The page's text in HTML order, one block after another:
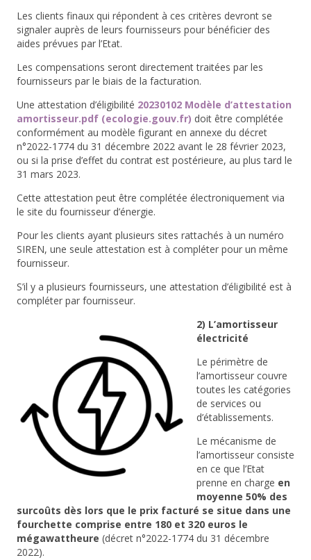
Les clients finaux qui répondent à ces critères devront se
signaler auprès de leurs fournisseurs pour bénéficier des
aides prévues par l’Etat.
Les compensations seront directement traitées par les
fournisseurs par le biais de la facturation.
Une attestation d’éligibilité 20230102 Modèle d’attestation
amortisseur.pdf (ecologie.gouv.fr) doit être complétée
conformément au modèle figurant en annexe du décret
n°2022-1774 du 31 décembre 2022 avant le 28 février 2023,
ou si la prise d’effet du contrat est postérieure, au plus tard le
31 mars 2023.
Cette attestation peut être complétée électroniquement via
le site du fournisseur d’énergie.
Pour les clients ayant plusieurs sites rattachés à un numéro
SIREN, une seule attestation est à compléter pour un même
fournisseur.
S’il y a plusieurs fournisseurs, une attestation d’éligibilité est à
compléter par fournisseur.
2) L’amortisseur
électricité
Le périmètre de
l’amortisseur couvre
toutes les catégories
de services ou
d’établissements.
Le mécanisme de
l’amortisseur consiste
en ce que l’Etat
prenne en charge en
moyenne 50% des
surcoûts dès lors que le prix facturé se situe dans une
fourchette comprise entre 180 et 320 euros le
mégawattheure (décret n°2022-1774 du 31 décembre
2022).